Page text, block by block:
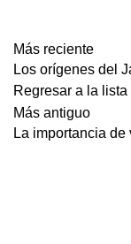
Más reciente
Los orígenes del
Regresar a la lista
Más antiguo
La importancia de